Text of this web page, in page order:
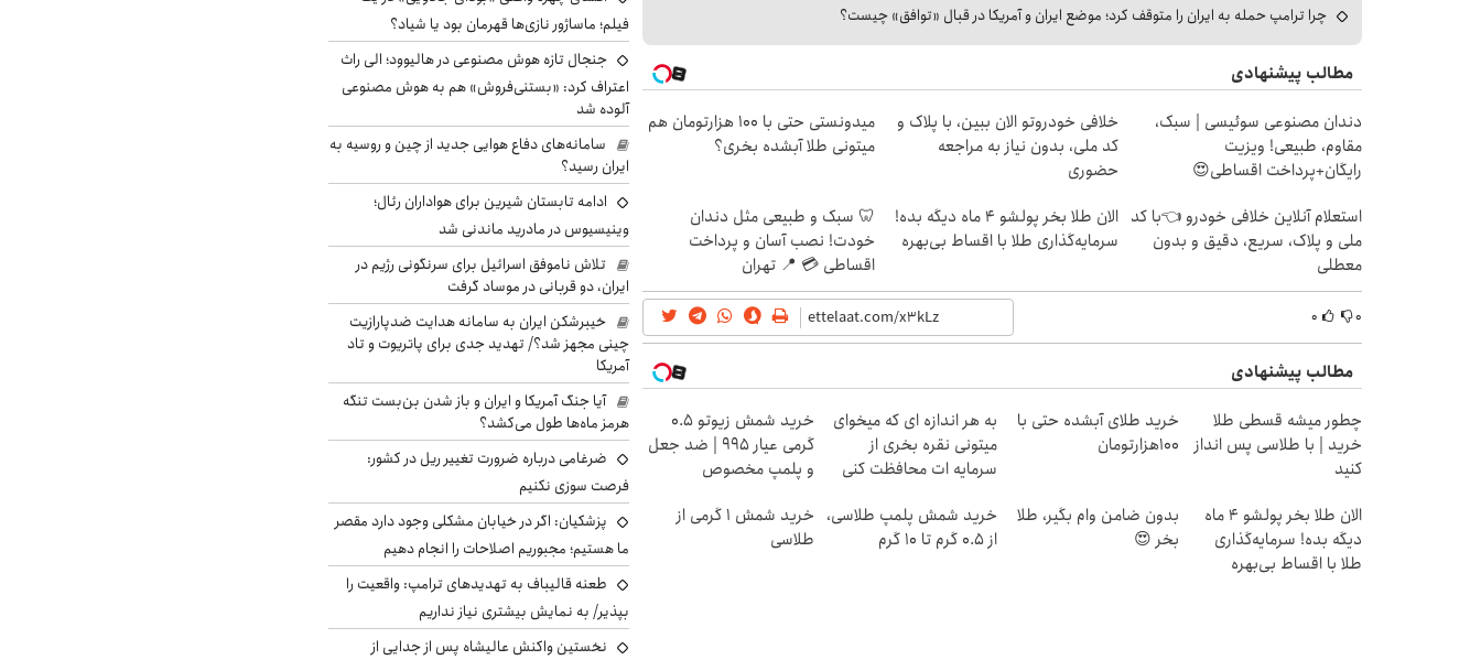
چرا ترامپ حمله به ایران را متوقف کرد؛ موضع ایران و آمریکا در قبال «توافق» چیست؟
مطالب پیشنهادی
دندان مصنوعی سوئیسی | سبک،
مقاوم، طبیعی! ویزیت
رایگان+پرداخت اقساطی😍
خلافی خودروتو الان ببین، با پلاک و
کد ملی، بدون نیاز به مراجعه
حضوری
میدونستی حتی با ۱۰۰ هزارتومان هم
میتونی طلا آبشده بخری؟
استعلام آنلاین خلافی خودرو 👈با کد
ملی و پلاک، سریع، دقیق و بدون
معطلی
الان طلا بخر پولشو 4 ماه دیگه بده!
سرمایه‌گذاری طلا با اقساط بی‌بهره
🦷 سبک و طبیعی مثل دندان
خودت! نصب آسان و پرداخت
اقساطی 💳 📍 تهران
۰ ۰
مطالب پیشنهادی
چطور میشه قسطی طلا
خرید | با طلاسی پس انداز
کنید
خرید طلای آبشده حتی با
۱۰۰هزارتومان
به هر اندازه ای که میخوای
میتونی نقره بخری از
سرمایه ات محافظت کنی
خرید شمش زیوتو ۰.۵
گرمی عیار ۹۹۵ | ضد جعل
و پلمپ مخصوص
الان طلا بخر پولشو 4 ماه
دیگه بده! سرمایه‌گذاری
طلا با اقساط بی‌بهره
بدون ضامن وام بگیر، طلا
بخر 😍
خرید شمش پلمپ طلاسی،
از ۰.۵ گرم تا ۱۰ گرم
خرید شمش 1 گرمی از
طلاسی
فیلم؛ ماساژور نازی‌ها قهرمان بود یا شیاد؟
جنجال تازه هوش مصنوعی در هالیوود؛ الی راث
اعتراف کرد: «بستنی‌فروش» هم به هوش مصنوعی
آلوده شد
سامانه‌های دفاع هوایی جدید از چین و روسیه به
ایران رسید؟
ادامه تابستان شیرین برای هواداران رئال؛
وینیسیوس در مادرید ماندنی شد
تلاش ناموفق اسرائیل برای سرنگونی رژیم در
ایران، دو قربانی در موساد گرفت
خیبرشکن ایران به سامانه هدایت ضدپارازیت
چینی مجهز شد؟/ تهدید جدی برای پاتریوت و تاد
آمریکا
آیا جنگ آمریکا و ایران و باز شدن بن‌بست تنگه
هرمز ماه‌ها طول می‌کشد؟
ضرغامی درباره ضرورت تغییر ریل در کشور:
فرصت سوزی نکنیم
پزشکیان: اگر در خیابان مشکلی وجود دارد مقصر
ما هستیم؛ مجبوریم اصلاحات را انجام دهیم
طعنه قالیباف به تهدیدهای ترامپ: واقعیت را
بپذیر/ به نمایش بیشتری نیاز نداریم
نخستین واکنش عالیشاه پس از جدایی از